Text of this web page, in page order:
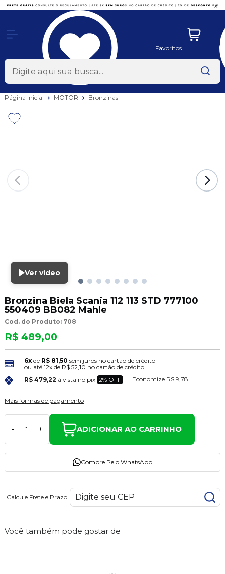
x
Favoritos
Página Inicial MOTOR Bronzinas
Ver vídeo
Bronzina Biela Scania 112 113 STD 777100
550409 BB082 Mahle
Cod. do Produto: 708
R$ 489,00
6xde R$ 81,50 sem juros no cartão de crédito
ou até 12xde R$ 52,10 no cartão de crédito
R$ 479,22 à vista no pix 2% OFF Economize R$ 9,78
Mais formas de pagamento
- + ADICIONAR AO CARRINHO
Compre Pelo WhatsApp
Calcule Frete e Prazo
Você também pode gostar de